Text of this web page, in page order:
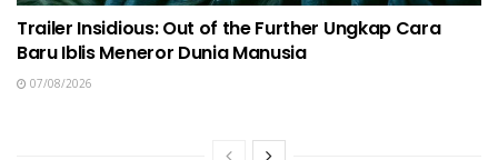
Trailer Insidious: Out of the Further Ungkap Cara
Baru Iblis Meneror Dunia Manusia
07/08/2026